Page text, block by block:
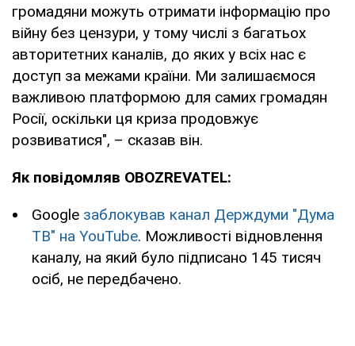
громадяни можуть отримати інформацію про
війну без цензури, у тому числі з багатьох
авторитетних каналів, до яких у всіх нас є
доступ за межами країни. Ми залишаємося
важливою платформою для самих громадян
Росії, оскільки ця криза продовжує
розвиватися", – сказав він.
Як повідомляв OBOZREVATEL:
Google заблокував канал Держдуми "Дума
ТВ" на YouTube. Можливості відновлення
каналу, на який було підписано 145 тисяч
осіб, не передбачено.